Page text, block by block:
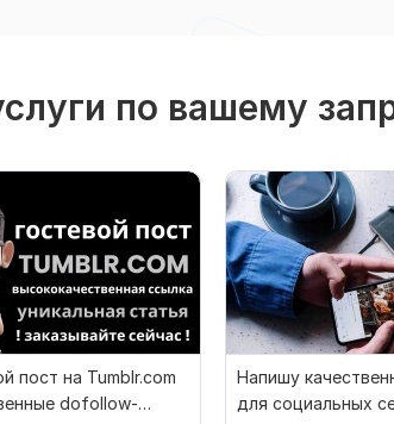
по вашему
пост на Tumblr.com
dofollow-
Напишу
для социальных